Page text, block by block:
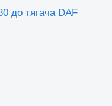
до тягача DAF